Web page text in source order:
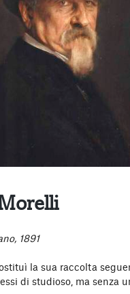
1891
la sua raccolta
di studioso, ma senza